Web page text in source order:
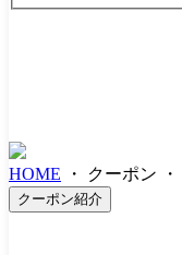
HOME ・ クーポン ・
クーポン紹介